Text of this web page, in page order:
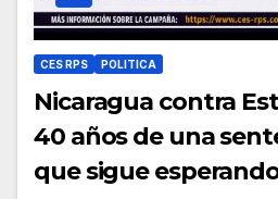
CES RPS POLITICA
Nicaragua contra
40 años de una
que sigue